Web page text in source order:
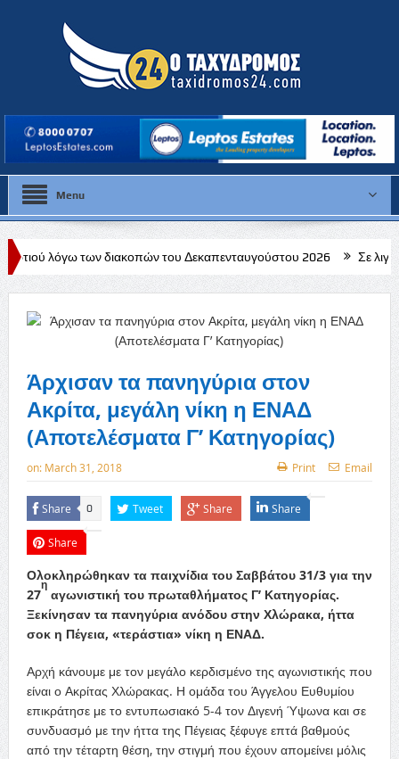
Menu
διακοπών του Δεκαπενταυγούστου 2026 Σε λιγότερο από έναν
διεθνούς ηρεμίας
Άρχισαν τα πανηγύρια στον
Ακρίτα, μεγάλη νίκη η ΕΝΑΔ
(Αποτελέσματα Γ’ Κατηγορίας)
on: March 31, 2018 Print Email
Share 0 Tweet Share Share
Share
Ολοκληρώθηκαν τα παιχνίδια του Σαββάτου 31/3 για την
27
η
αγωνιστική του πρωταθλήματος Γ’ Κατηγορίας.
Ξεκίνησαν τα πανηγύρια ανόδου στην Χλώρακα, ήττα
σοκ η Πέγεια, «τεράστια» νίκη η ΕΝΑΔ.
Αρχή κάνουμε με τον μεγάλο κερδισμένο της αγωνιστικής που
είναι ο Ακρίτας Χλώρακας. Η ομάδα του Άγγελου Ευθυμίου
επικράτησε με το εντυπωσιακό 5-4 τον Διγενή Ύψωνα και σε
συνδυασμό με την ήττα της Πέγειας ξέφυγε επτά βαθμούς
από την τέταρτη θέση, την στιγμή που έχουν απομείνει μόλις